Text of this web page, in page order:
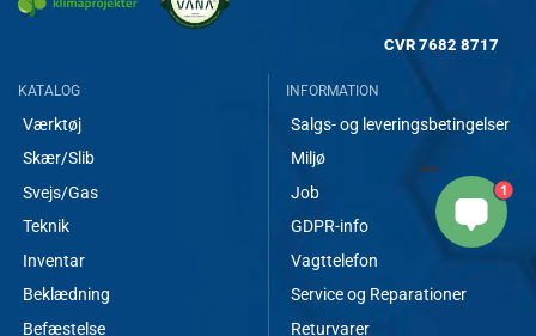
CVR 7682 8717
KATALOG
Værktøj
Skær/Slib
Svejs/Gas
Teknik
Inventar
Beklædning
Befæstelse
INFORMATION
Salgs- og leveringsbetingelser
Miljø
Job
GDPR-info
Vagttelefon
Service og Reparationer
Returvarer
1